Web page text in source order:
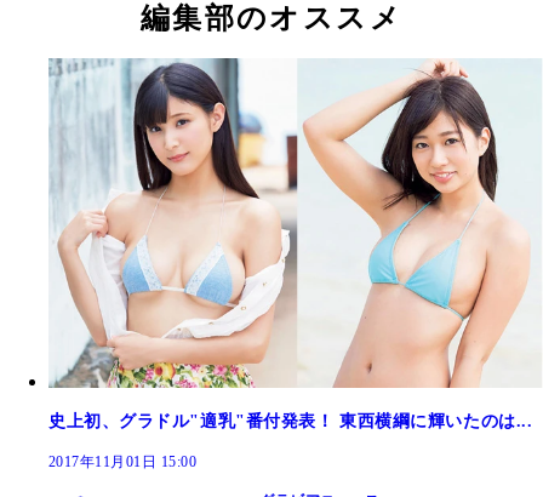
編集部のオススメ
史上初、グラドル"適乳"番付発表！ 東西横綱に輝いたのは...
2017年11月01日 15:00